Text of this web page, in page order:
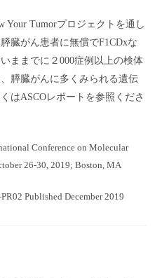
Your Tumorプロジェクトを通し
臓がん患者に無償でF1CDxな
ままでに２000症例以上の検体
膵臓がんに多くみられる遺伝
はASCOレポートを参照くださ
Conference on Molecular
26-30, 2019; Boston, MA
Published December 2019